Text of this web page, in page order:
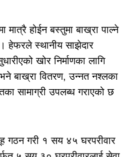
मात्रै होईन बस्तुमा बाख्रा पाल्ने
हेफरले स्थानीय साझेदार
खोर निर्माणका लागि
बाख्रा वितरण, उन्नत नश्लका
सामाग्री उपलब्ध गराएको छ
गठन गरी १ सय ४५ घरपरीवार